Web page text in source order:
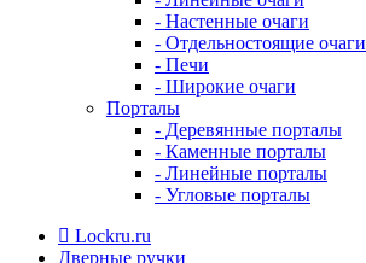
- Настенные очаги
- Отдельностоящие очаги
- Печи
- Широкие очаги
Порталы
- Деревянные порталы
- Каменные порталы
- Линейные порталы
- Угловые порталы
Lockru.ru
Дверные ручки